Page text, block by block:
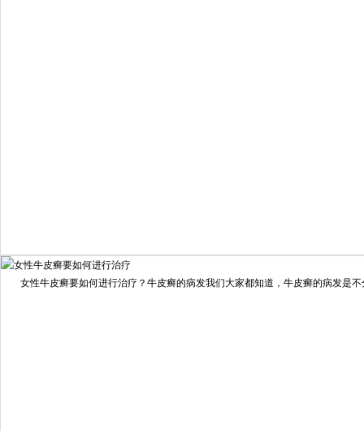
我要咨询 我要预约
女性牛皮癣要如何进行治疗？牛皮癣的病发我们大家都知道，牛皮癣的病发是不